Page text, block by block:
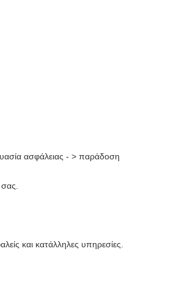
ασφάλειας - > παράδοση
και κατάλληλες υπηρεσίες.